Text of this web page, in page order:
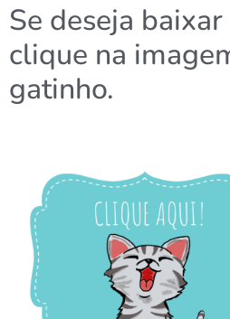
Se deseja
clique na
gatinho.